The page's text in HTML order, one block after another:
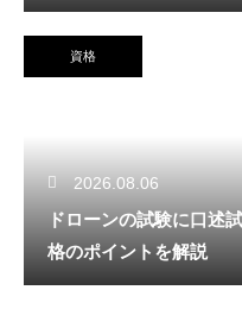
資格
2026.08.06
ドローンの試験に口述
格のポイントを解説